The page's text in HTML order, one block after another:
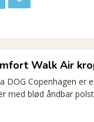
Walk Air
DOG Copenhagen
med blød åndbar